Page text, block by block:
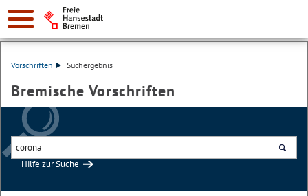
Vorschriften Suchergebnis
Bremische Vorschriften
Hilfe zur Suche